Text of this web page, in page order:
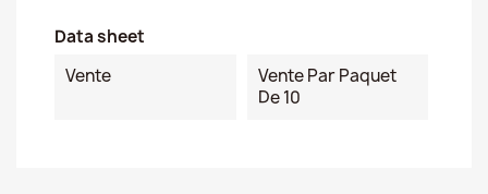
Data sheet
Vente
Vente Par Paquet
De 10